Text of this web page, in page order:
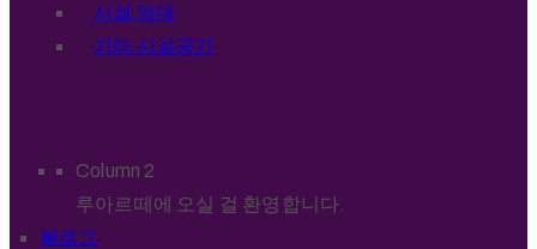
시설 임대
기타 시설공간
Column 2
루아르떼에 오실 걸 환영합니다.
블로그